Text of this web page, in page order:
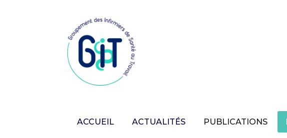
ACCUEIL ACTUALITÉS PUBLICATIONS